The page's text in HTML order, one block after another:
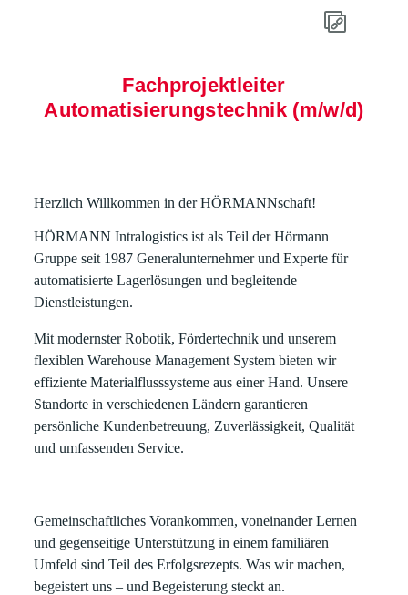
Fachprojektleiter
Automatisierungstechnik (m/w/d)
Herzlich Willkommen in der HÖRMANNschaft!
HÖRMANN Intralogistics ist als Teil der Hörmann
Gruppe seit 1987 Generalunternehmer und Experte für
automatisierte Lagerlösungen und begleitende
Dienstleistungen.
Mit modernster Robotik, Fördertechnik und unserem
flexiblen Warehouse Management System bieten wir
effiziente Materialflusssysteme aus einer Hand. Unsere
Standorte in verschiedenen Ländern garantieren
persönliche Kundenbetreuung, Zuverlässigkeit, Qualität
und umfassenden Service.
Gemeinschaftliches Vorankommen, voneinander Lernen
und gegenseitige Unterstützung in einem familiären
Umfeld sind Teil des Erfolgsrezepts. Was wir machen,
begeistert uns – und Begeisterung steckt an.